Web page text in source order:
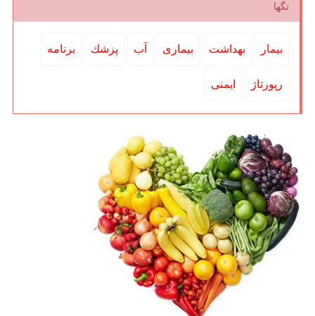
تگها
بیمار بهداشت بیماری آب پزشك برنامه
رپورتاژ ایمنی